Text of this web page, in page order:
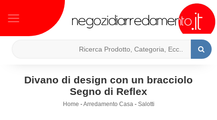
Divano di design con un bracciolo
Segno di Reflex
Home -Arredamento Casa- Salotti